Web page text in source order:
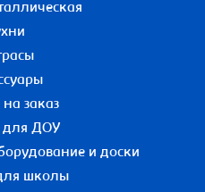
заказ
для ДОУ
и доски
школы